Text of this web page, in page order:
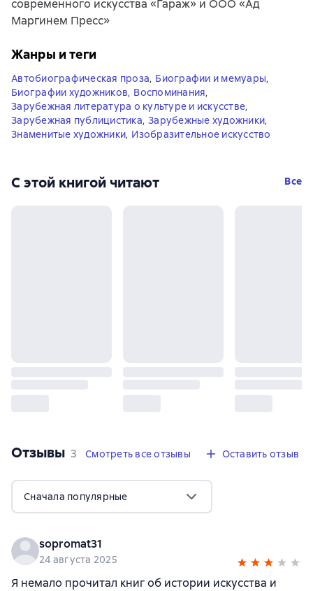
современного искусства «Гараж» и ООО «Ад
Маргинем Пресс»
Жанры и теги
Автобиографическая проза, Биографии и мемуары,
Биографии художников, Воспоминания,
Зарубежная литература о культуре и искусстве,
Зарубежная публицистика, Зарубежные художники,
Знаменитые художники, Изобразительное искусство
С этой книгой читают Все
Отзывы 3 отзыва
3 Смотреть все отзывы Оставить отзыв
Сначала популярные
sopromat31
24 августа 2025
Я немало прочитал книг об истории искусства и